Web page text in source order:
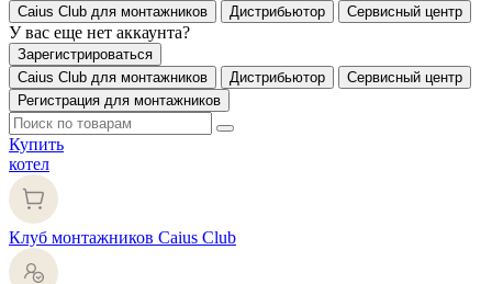
Caius Club для монтажников Дистрибьютор Сервисный центр
У вас еще нет аккаунта?
Зарегистрироваться
Caius Club для монтажников
Дистрибьютор
Сервисный центр
Регистрация для монтажников
Купить
котел
Клуб монтажников Caius Club